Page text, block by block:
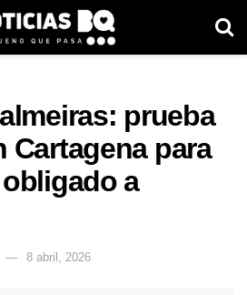
prueba
Cartagena para
a
8 abril, 2026